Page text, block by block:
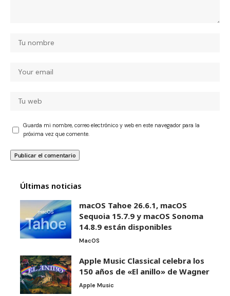
Guarda mi nombre, correo electrónico y web en este navegador para la
próxima vez que comente.
Últimas noticias
macOS Tahoe 26.6.1, macOS
Sequoia 15.7.9 y macOS Sonoma
14.8.9 están disponibles
MacOS
Apple Music Classical celebra los
150 años de «El anillo» de Wagner
Apple Music